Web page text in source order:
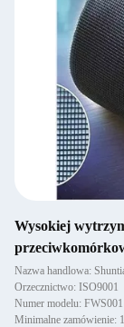
Wysokiej
Nazwa handlowa:
Orzecznictwo: ISO9001
Numer modelu: FWS001
Minimalne zamówienie: